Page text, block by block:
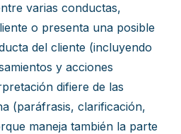
varias conductas,
o presenta una posible
del cliente (incluyendo
y acciones
difiere de las
(paráfrasis, clarificación,
maneja también la parte